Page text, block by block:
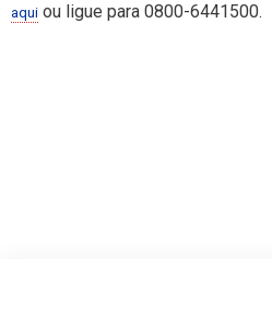
aqui ou ligue para 0800-6441500.